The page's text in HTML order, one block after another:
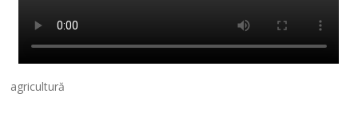
agricultură